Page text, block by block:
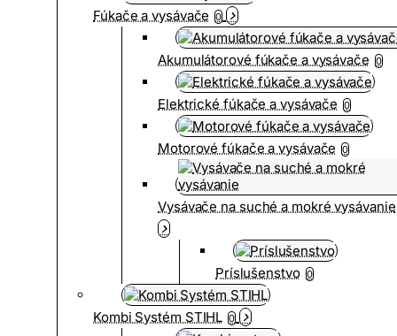
Fúkače a vysávače 0
Akumulátorové fúkače a vysávače 0
Elektrické fúkače a vysávače 0
Motorové fúkače a vysávače 0
Vysávače na suché a mokré vysávanie
Príslušenstvo 0
Kombi Systém STIHL 0